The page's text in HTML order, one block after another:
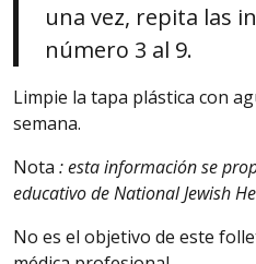
una vez, repita las
número 3 al 9.
Limpie la tapa plástica con
semana.
Nota : esta información se
educativo de National Jewish
No es el objetivo de este